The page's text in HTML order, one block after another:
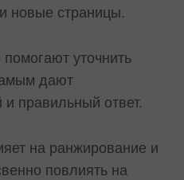
новые страницы.
уточнить
дают
правильный ответ.
на ранжирование и
повлиять на